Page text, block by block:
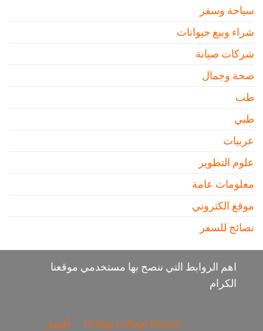
سياحة وسفر
شراء وبيع حيوانات
شركات صيانة
صحة وجمال
طب
طبي
عربيات
علوم التطوير
معلومات عامة
موقع الكتروني
نصائج للسفر
اهم الروابط التي ننصح بها مستخدمي موقعنا
الكرام
Holiday cottage Borjomi
أفضل